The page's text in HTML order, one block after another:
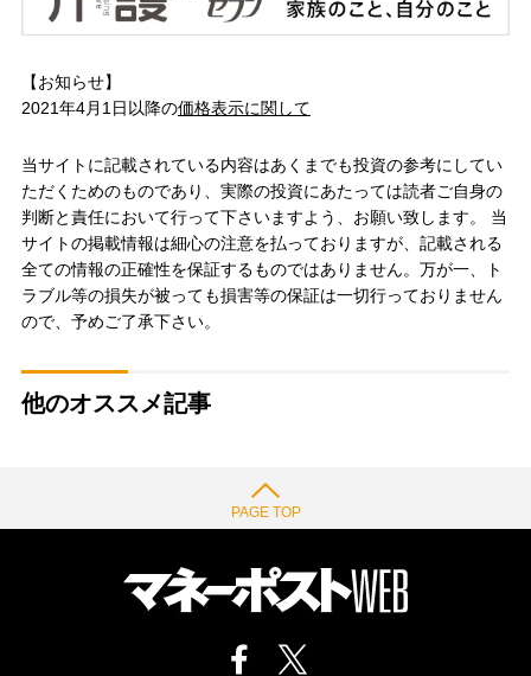
【お知らせ】
2021年4月1日以降の価格表示に関して
当サイトに記載されている内容はあくまでも投資の参考にしてい
ただくためのものであり、実際の投資にあたっては読者ご自身の
判断と責任において行って下さいますよう、お願い致します。 当
サイトの掲載情報は細心の注意を払っておりますが、記載される
全ての情報の正確性を保証するものではありません。万が一、ト
ラブル等の損失が被っても損害等の保証は一切行っておりません
ので、予めご了承下さい。
他のオススメ記事
PAGE TOP